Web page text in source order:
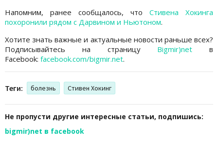
Напомним, ранее сообщалось, что Стивена Хокинга
похоронили рядом с Дарвином и Ньютоном.
Хотите знать важные и актуальные новости раньше всех?
Подписывайтесь на страницу Bigmir)net в
Facebook: facebook.com/bigmir.net.
Теги: болезнь Стивен Хокинг
Не пропусти другие интересные статьи, подпишись:
bigmir)net в facebook